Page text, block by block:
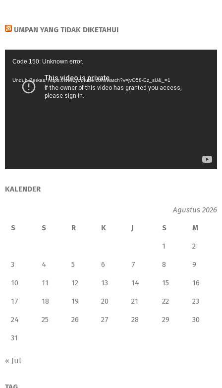
UMPAN YANG TIDAK DIKETAHUI
Code 150: Unknown error.
Unduh Berkas: https://www.youtube.com/watch?v=jvO58-Ez_sU&_=1
KALENDER
Agustus 2026
S
S R K J S M
1 2
3 4 5 6 7 8 9
10 11 12 13 14 15 16
17 18 19 20 21 22 23
24 25 26 27 28 29 30
31
« Jul